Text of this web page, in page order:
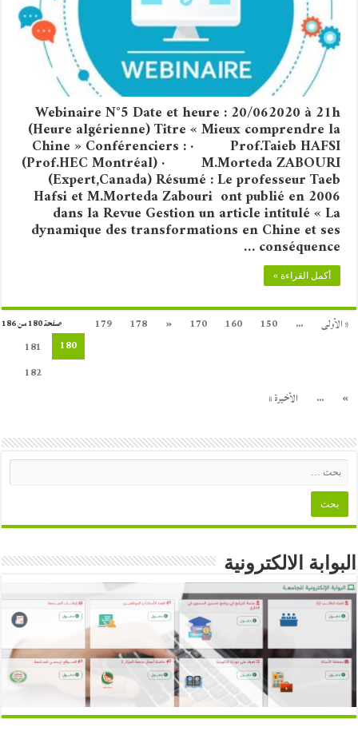
Webinaire N°5 Date et heure : 20/062020 à 21h
(Heure algérienne) Titre « Mieux comprendre la
Chine » Conférenciers : · Prof.Taieb HAFSI
(Prof.HEC Montréal) · M.Morteda ZABOURI
(Expert,Canada) Résumé : Le professeur Taeb
Hafsi et M.Morteda Zabouri ont publié en 2006
dans la Revue Gestion un article intitulé « La
dynamique des transformations en Chine et ses
conséquence …
أكمل القراءة »
صفحة 180 من 186 « الأولى ...
150
160
170
«
178
179
180
181
182
»
... الأخيرة »
البوابة الالكترونية